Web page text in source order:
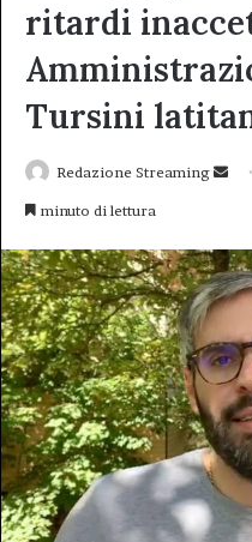
ritardi
Tursini
Redazione Streaming
minuto di lettura